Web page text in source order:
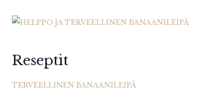
Reseptit
TERVEELLINEN BANAANILEIPÄ